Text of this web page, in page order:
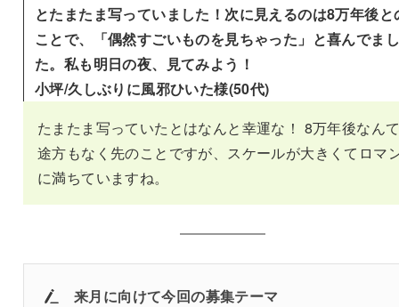
とたまたま写っていました！次に見えるのは8万年後と
ことで、「偶然すごいものを見ちゃった」と喜んでまし
た。私も明日の夜、見てみよう！
小坪/久しぶりに風邪ひいた様(50代)
たまたま写っていたとはなんと幸運な！ 8万年後なん
途方もなく先のことですが、スケールが大きくてロマ
に満ちていますね。
来月に向けて今回の募集テーマ